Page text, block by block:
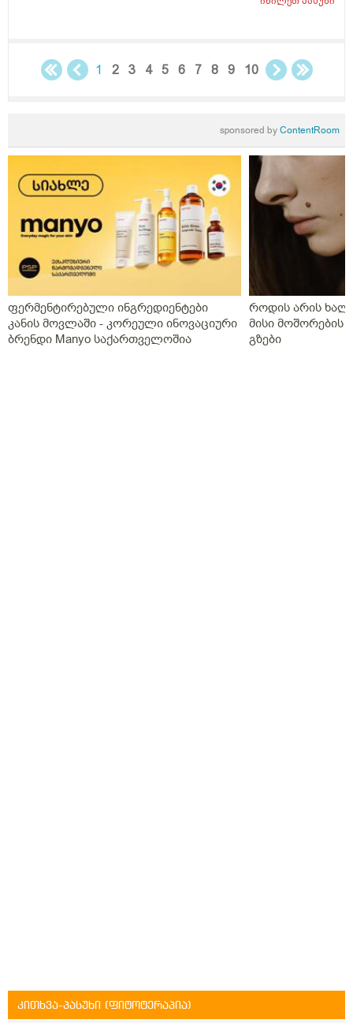
1 2 3 4 5 6 7 8 9 10
sponsored byContentRoom
ფერმენტირებული ინგრედიენტები
კანის მოვლაში - კორეული ინოვაციური
ბრენდი Manyo საქართველოშია
როდის არის
მისი მოშორების
გზები
კითხვა-პასუხი (ფიტოტერაპია)